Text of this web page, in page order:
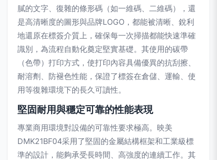
膩的文字、復雜的條形碼（如一維碼、二維碼），還
是高清晰度的圖形與品牌LOGO，都能被清晰、銳利
地還原在標簽介質上，確保每一次掃描都能快速準確
識別，為流程自動化奠定堅實基礎。其使用的碳帶
（色帶）打印方式，使打印內容具備優異的抗刮擦、
耐溶劑、防褪色性能，保證了標簽在倉儲、運輸、使
用等復雜環境下的長久可讀性。
堅固耐用與穩定可靠的性能表現
專業商用環境對設備的可靠性要求極高。映美
DMK21BF04采用了堅固的金屬結構框架和工業級標
準的設計，能夠承受長時間、高強度的連續工作。其